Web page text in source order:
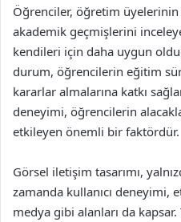
Öğrenciler, öğretim üyelerinin
akademik geçmişlerini
kendileri için daha uygun
durum, öğrencilerin eğitim
kararlar almalarına katkı
deneyimi, öğrencilerin
etkileyen önemli bir faktördür.
Görsel iletişim tasarımı,
zamanda kullanıcı deneyimi,
medya gibi alanları da